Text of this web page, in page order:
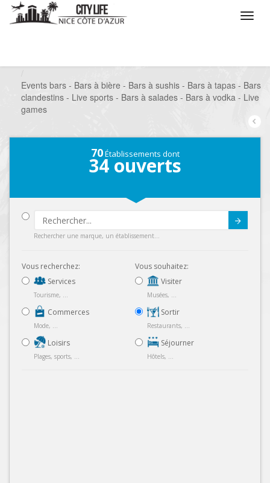
Events bars - Bars à bière - Bars à sushis - Bars à tapas - Bars
clandestins - Live sports - Bars à salades - Bars à vodka - Live
games
70Établissements dont
34 ouverts
Rechercher une marque, un établissement...
Vous recherchez:
Services
Tourisme, ...
Commerces
Mode, ...
Loisirs
Plages, sports, ...
Vous souhaitez:
Visiter
Musées, ...
Sortir
Restaurants, ...
Séjourner
Hôtels, ...